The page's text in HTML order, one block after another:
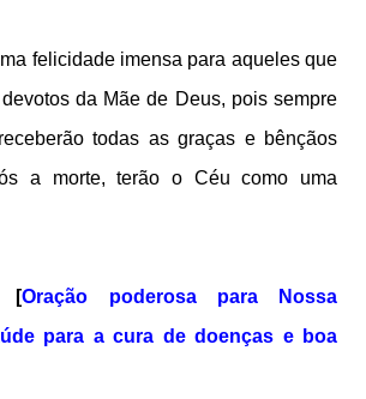
felicidade imensa para aqueles que
da Mãe de Deus, pois sempre
todas as graças e bênçãos
a morte, terão o Céu como uma
[Oração poderosa para Nossa
para a cura de doenças e boa